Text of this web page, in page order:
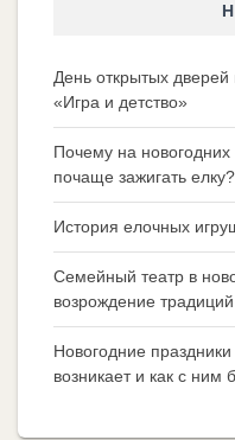
День открытых
«Игра и детство»
Почему на
почаще зажигать елку?
История елочных
Семейный театр в
возрождение традиций
Новогодние
возникает и как с ним